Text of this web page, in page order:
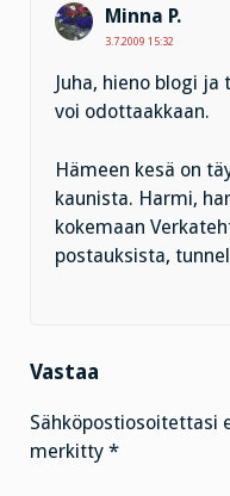
Minna P.
3.7.2009 15:32
Juha, hieno blogi
voi odottaakkaan.
Hämeen kesä on
kaunista. Harmi,
kokemaan
postauksista,
Vastaa
Sähköpostiosoitettasi
merkitty *